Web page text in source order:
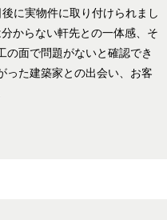
に実物件に取り付けられまし
からない軒先との一体感、そ
の面で問題がないと確認でき
った建築家との出会い、お客